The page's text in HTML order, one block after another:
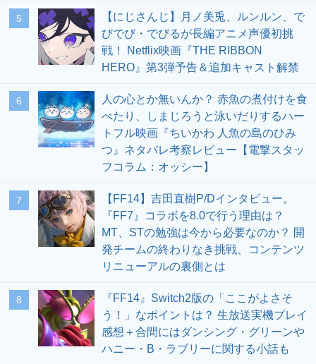
5
【にじさんじ】月ノ美兎、ルンルン、で
びでび・でびるが長編アニメ声優初挑
戦！ Netflix映画『THE RIBBON
HERO』第3弾予告＆追加キャスト解禁
6
人の心とか無いんか？ 赤魚の煮付けを食
べたり、しまじろうと泳いだりするハー
トフル映画『ちいかわ 人魚の島のひみ
つ』ネタバレ考察レビュー【電撃スタッ
フコラム：オッシー】
7
【FF14】吉田直樹P/Dインタビュー。
『FF7』コラボを8.0で行う理由は？
MT、STの勉強は今から必要なのか？ 開
発チームの終わりなき挑戦、コンテンツ
リニューアルの裏側とは
8
『FF14』Switch2版の「ここがよさそ
う！」なポイントは？ 生放送実機プレイ
感想＋合間にはダンシング・グリーンや
ハニー・B・ラブリーに関する小話も